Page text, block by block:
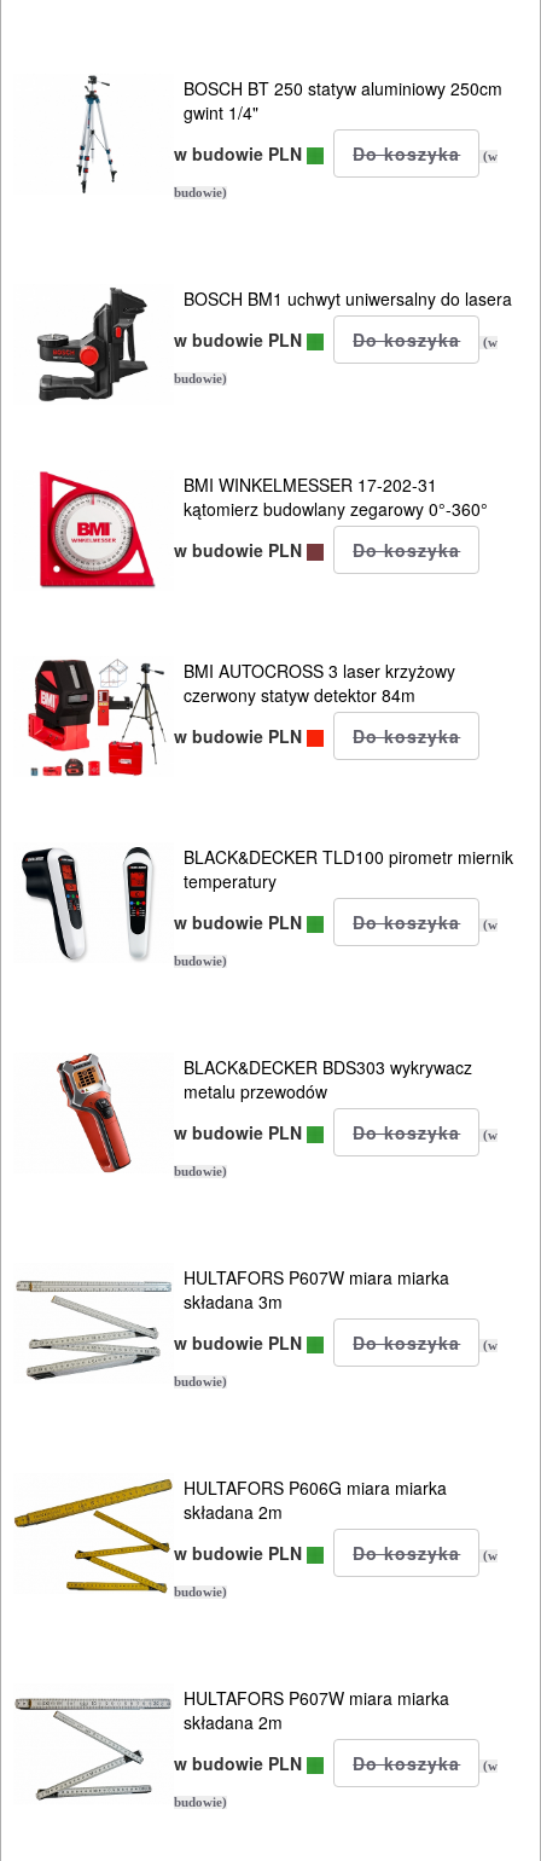
ELEKTRONARZĘDZIA
SIECIOWE
ELEKTRONARZĘDZIA
OSPRZĘT
I
AKCESORIA
MAGAZYNOWANIE
TRANSPORTOWANIE
BOSCH BT 250 statyw aluminiowy 250cm
gwint 1/4"
w budowie PLN
(w
budowie)
BOSCH BM1 uchwyt uniwersalny do lasera
w budowie PLN
(w
budowie)
BMI WINKELMESSER 17-202-31
kątomierz budowlany zegarowy 0°-360°
w budowie PLN
BMI AUTOCROSS 3 laser krzyżowy
czerwony statyw detektor 84m
w budowie PLN
BLACK&DECKER TLD100 pirometr miernik
temperatury
w budowie PLN
(w
budowie)
BLACK&DECKER BDS303 wykrywacz
metalu przewodów
w budowie PLN
(w
budowie)
HULTAFORS P607W miara miarka
składana 3m
w budowie PLN
(w
budowie)
HULTAFORS P606G miara miarka
składana 2m
w budowie PLN
(w
budowie)
HULTAFORS P607W miara miarka
składana 2m
w budowie PLN
(w
budowie)